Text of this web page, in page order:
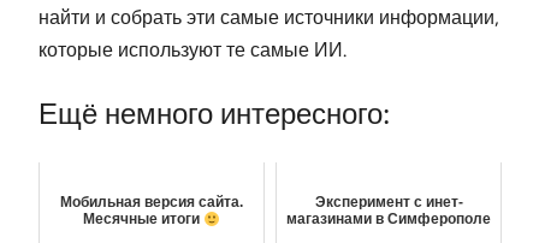
найти и собрать эти самые источники информации,
которые используют те самые ИИ.
Ещё немного интересного:
Мобильная версия сайта.
Месячные итоги
Эксперимент с инет-
магазинами в Симферополе